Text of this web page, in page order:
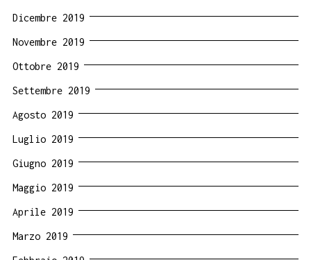
Dicembre 2019
Novembre 2019
Ottobre 2019
Settembre 2019
Agosto 2019
Luglio 2019
Giugno 2019
Maggio 2019
Aprile 2019
Marzo 2019